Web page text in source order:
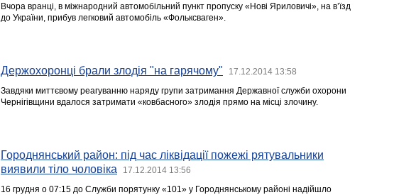
Вчора вранці, в міжнародний автомобільний пункт пропуску «Нові Яриловичі», на в’їзд
до України, прибув легковий автомобіль «Фольксваген».
Держохоронці брали злодія "на гарячому" 17.12.2014 13:58
Завдяки миттєвому реагуванню наряду групи затримання Державної служби охорони
Чернігівщини вдалося затримати «ковбасного» злодія прямо на місці злочину.
Городнянський район: під час ліквідації пожежі рятувальники
виявили тіло чоловіка
17.12.2014 13:56
16 грудня о 07:15 до Служби порятунку «101» у Городнянському районі надійшло